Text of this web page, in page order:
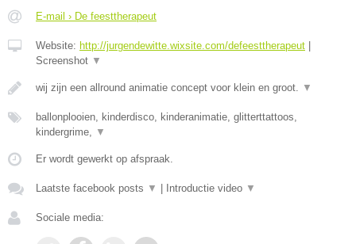
E-mail › De feesttherapeut
Website: http://jurgendewitte.wixsite.com/defeesttherapeut |
Screenshot ▼
wij zijn een allround animatie concept voor klein en groot. ▼
ballonplooien, kinderdisco, kinderanimatie, glitterttattoos,
kindergrime,
▼
Er wordt gewerkt op afspraak.
Laatste facebook posts ▼ | Introductie video ▼
Sociale media: